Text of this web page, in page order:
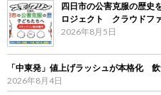
四日市の公害克服の歴史
ロジェクト クラウドフ
2026年8月5日
「中東発」値上げラッシュが本格化
2026年8月4日